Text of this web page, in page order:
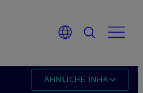
ÄHNLICHE INHALTE